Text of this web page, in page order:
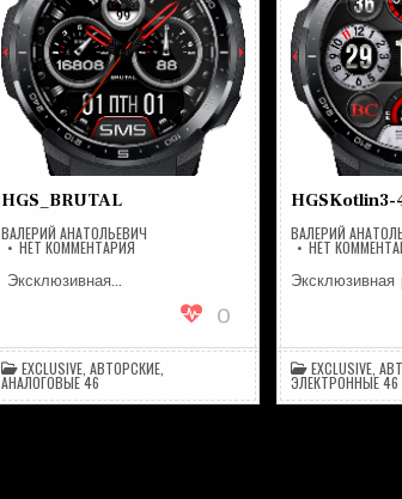
HGS_BRUTAL
ВАЛЕРИЙ АНАТОЛЬЕВИЧ
НЕТ КОММЕНТАРИЯНА
HGS_BRUTAL
​ Эксклюзивная…
0
EXCLUSIVE, АВТОРСКИЕ,
АНАЛОГОВЫЕ 46
HGSKotlin3-
ВАЛЕРИЙ
НЕТ
Эксклюзивная
EXCLUSIVE,
ЭЛЕКТРОННЫЕ 46